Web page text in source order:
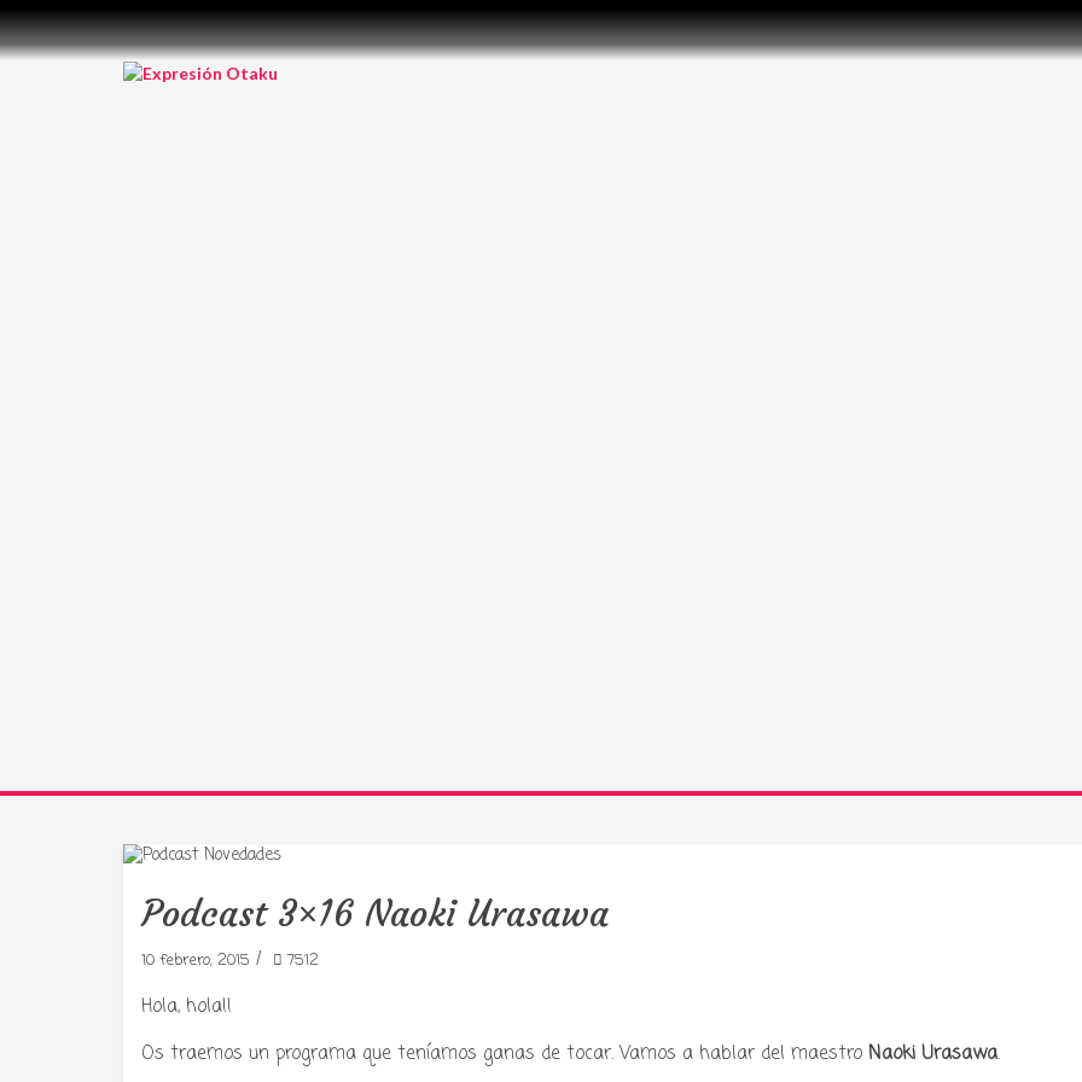
Tu radio y podcast sobre
Podcast 3×16 Naoki Urasawa
10 febrero, 2015 / 7512
Hola, hola!!
Os traemos un programa que teníamos ganas de tocar. Vamos a hablar del maestro Naoki Urasawa.